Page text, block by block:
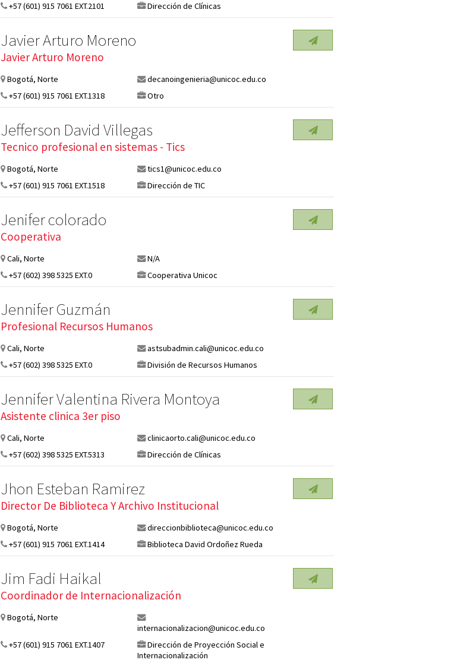
+57 (601) 915 7061 EXT.2101
Dirección de Clínicas
Javier Arturo Moreno
Javier Arturo Moreno
Bogotá, Norte
decanoingenieria@unicoc.edu.co
+57 (601) 915 7061 EXT.1318
Otro
Jefferson David Villegas
Tecnico profesional en sistemas - Tics
Bogotá, Norte
tics1@unicoc.edu.co
+57 (601) 915 7061 EXT.1518
Dirección de TIC
Jenifer colorado
Cooperativa
Cali, Norte
N/A
+57 (602) 398 5325 EXT.0
Cooperativa Unicoc
Jennifer Guzmán
Profesional Recursos Humanos
Cali, Norte
astsubadmin.cali@unicoc.edu.co
+57 (602) 398 5325 EXT.0
División de Recursos Humanos
Jennifer Valentina Rivera Montoya
Asistente clinica 3er piso
Cali, Norte
clinicaorto.cali@unicoc.edu.co
+57 (602) 398 5325 EXT.5313
Dirección de Clínicas
Jhon Esteban Ramirez
Director De Biblioteca Y Archivo Institucional
Bogotá, Norte
direccionbiblioteca@unicoc.edu.co
+57 (601) 915 7061 EXT.1414
Biblioteca David Ordoñez Rueda
Jim Fadi Haikal
Coordinador de Internacionalización
Bogotá, Norte
internacionalizacion@unicoc.edu.co
+57 (601) 915 7061 EXT.1407
Dirección de Proyección Social e
Internacionalización